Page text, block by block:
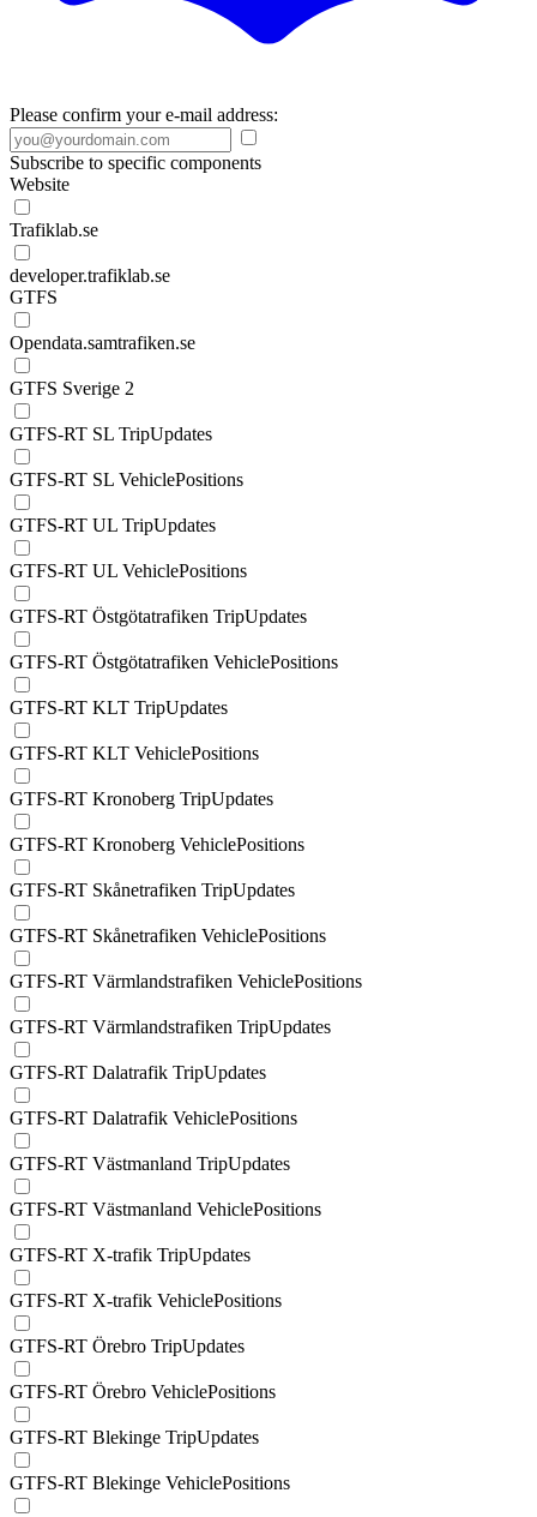
Please confirm your e-mail address:
Subscribe to specific components
Website
Trafiklab.se
developer.trafiklab.se
GTFS
Opendata.samtrafiken.se
GTFS Sverige 2
GTFS-RT SL TripUpdates
GTFS-RT SL VehiclePositions
GTFS-RT UL TripUpdates
GTFS-RT UL VehiclePositions
GTFS-RT Östgötatrafiken TripUpdates
GTFS-RT Östgötatrafiken VehiclePositions
GTFS-RT KLT TripUpdates
GTFS-RT KLT VehiclePositions
GTFS-RT Kronoberg TripUpdates
GTFS-RT Kronoberg VehiclePositions
GTFS-RT Skånetrafiken TripUpdates
GTFS-RT Skånetrafiken VehiclePositions
GTFS-RT Värmlandstrafiken VehiclePositions
GTFS-RT Värmlandstrafiken TripUpdates
GTFS-RT Dalatrafik TripUpdates
GTFS-RT Dalatrafik VehiclePositions
GTFS-RT Västmanland TripUpdates
GTFS-RT Västmanland VehiclePositions
GTFS-RT X-trafik TripUpdates
GTFS-RT X-trafik VehiclePositions
GTFS-RT Örebro TripUpdates
GTFS-RT Örebro VehiclePositions
GTFS-RT Blekinge TripUpdates
GTFS-RT Blekinge VehiclePositions